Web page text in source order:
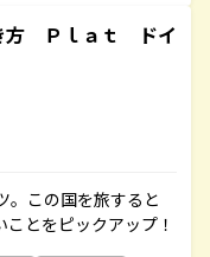
方 Ｐｌａｔ ドイ
。この国を旅すると
とをピックアップ！